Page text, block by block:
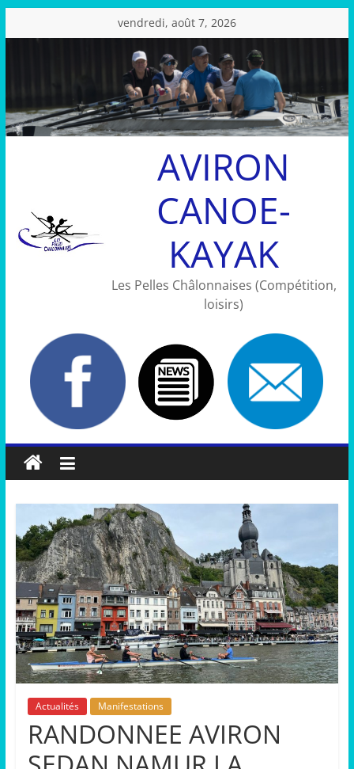
au
vendredi, août 7, 2026
AVIRON
CANOE-
KAYAK
Les Pelles Châlonnaises (Compétition,
loisirs)
Actualités Manifestations
RANDONNEE AVIRON